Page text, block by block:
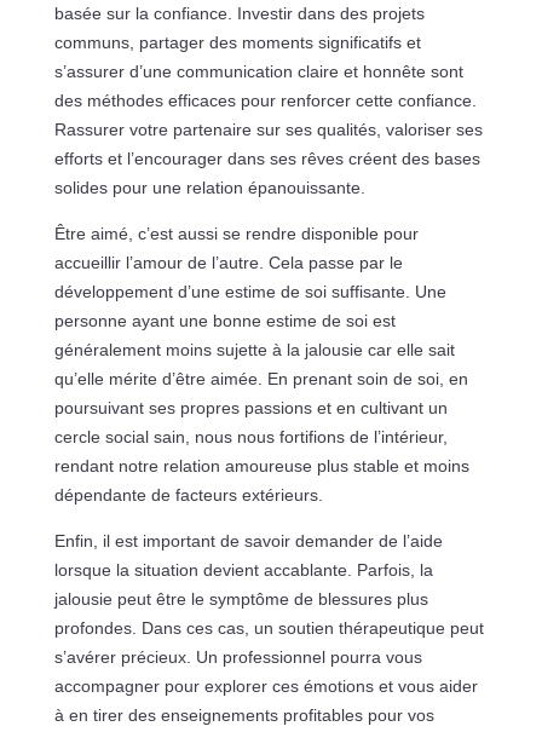
basée sur la confiance. Investir dans des projets
communs, partager des moments significatifs et
s’assurer d’une communication claire et honnête sont
des méthodes efficaces pour renforcer cette confiance.
Rassurer votre partenaire sur ses qualités, valoriser ses
efforts et l’encourager dans ses rêves créent des bases
solides pour une relation épanouissante.
Être aimé, c’est aussi se rendre disponible pour
accueillir l’amour de l’autre. Cela passe par le
développement d’une estime de soi suffisante. Une
personne ayant une bonne estime de soi est
généralement moins sujette à la jalousie car elle sait
qu’elle mérite d’être aimée. En prenant soin de soi, en
poursuivant ses propres passions et en cultivant un
cercle social sain, nous nous fortifions de l’intérieur,
rendant notre relation amoureuse plus stable et moins
dépendante de facteurs extérieurs.
Enfin, il est important de savoir demander de l’aide
lorsque la situation devient accablante. Parfois, la
jalousie peut être le symptôme de blessures plus
profondes. Dans ces cas, un soutien thérapeutique peut
s’avérer précieux. Un professionnel pourra vous
accompagner pour explorer ces émotions et vous aider
à en tirer des enseignements profitables pour vos